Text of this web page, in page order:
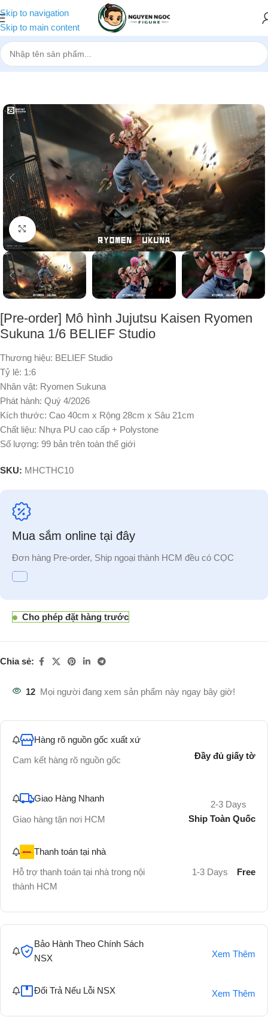
Skip to navigation
Skip to main content
Trang chủ»Cửa hàng»[Pre-order] Mô hình Jujutsu Kaisen
Nhấp để phóng to
[Pre-order] Mô hình Jujutsu Kaisen Ryomen
Sukuna 1/6 BELIEF Studio
Thương hiệu: BELIEF Studio
Tỷ lê: 1:6
Nhân vật: Ryomen Sukuna
Phát hành: Quý 4/2026
Kích thước: Cao 40cm x Rộng 28cm x Sâu 21cm
Chất liệu: Nhựa PU cao cấp + Polystone
Số lượng: 99 bản trên toàn thế giới
SKU: MHCTHC10
Mua sắm online tại đây
Đơn hàng Pre-order, Ship ngoại thành HCM đều có CỌC
Cho phép đặt hàng trước
Chia sẻ:
12 Mọi người đang xem sản phẩm này ngay bây giờ!
Hàng rõ nguồn gốc xuất xứ
Cam kết hàng rõ nguồn gốc
Đầy đủ giấy tờ
Giao Hàng Nhanh
Giao hàng tận nơi HCM
2-3 Days
Ship Toàn Quốc
Thanh toán tại nhà
Hỗ trợ thanh toán tại nhà trong nội
thành HCM
1-3 Days Free
Bảo Hành Theo Chính Sách
NSX
Xem Thêm
Đổi Trả Nếu Lỗi NSX Xem Thêm